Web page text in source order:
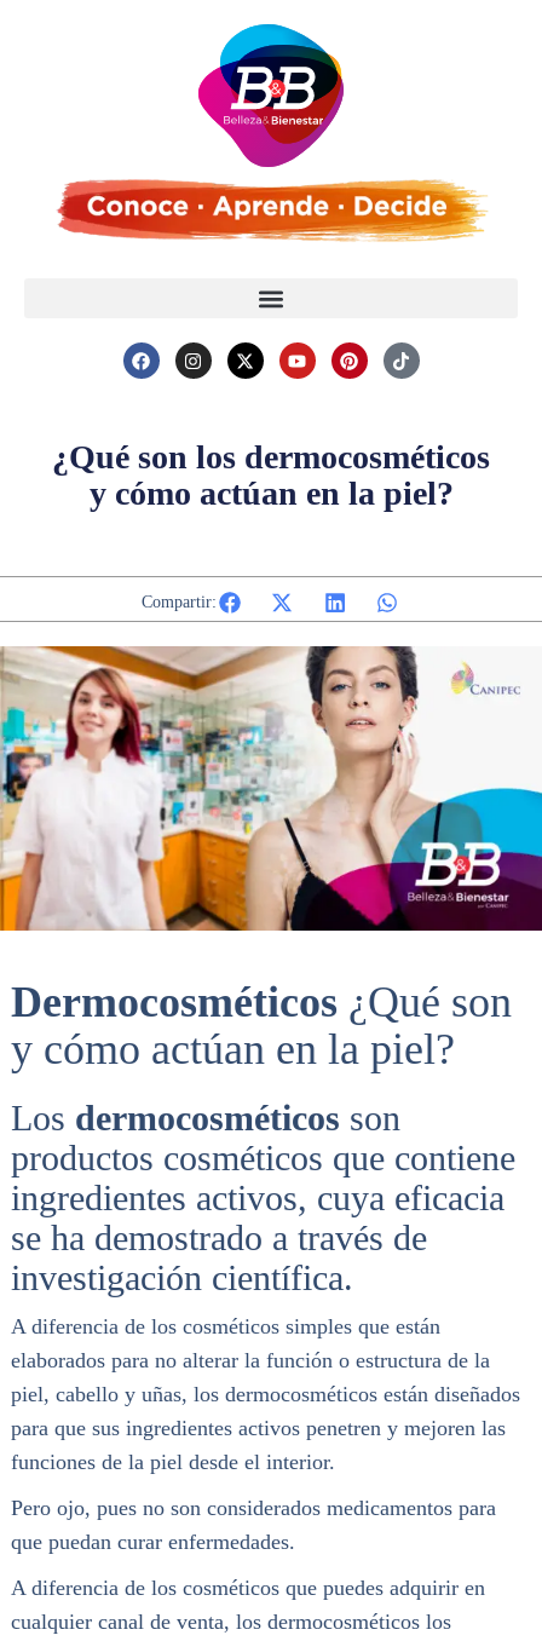
¿Qué son los dermocosméticos
y cómo actúan en la piel?
Compartir:
Dermocosméticos ¿Qué son
y cómo actúan en la piel?
Los dermocosméticos son
productos cosméticos que contiene
ingredientes activos, cuya eficacia
se ha demostrado a través de
investigación científica.
A diferencia de los cosméticos simples que están
elaborados para no alterar la función o estructura de la
piel, cabello y uñas, los dermocosméticos están diseñados
para que sus ingredientes activos penetren y mejoren las
funciones de la piel desde el interior.
Pero ojo, pues no son considerados medicamentos para
que puedan curar enfermedades.
A diferencia de los cosméticos que puedes adquirir en
cualquier canal de venta, los dermocosméticos los